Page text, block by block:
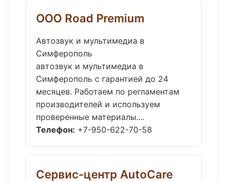
ООО Road Premium
Автозвук и мультимедиа в
Симферополь
автозвук и мультимедиа в
Симферополь с гарантией до 24
месяцев. Работаем по регламентам
производителей и используем
проверенные материалы....
Телефон: +7-950-622-70-58
Сервис-центр AutoCare